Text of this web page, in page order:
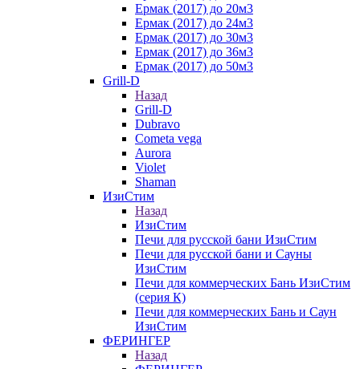
Ермак (2017) до 20м3
Ермак (2017) до 24м3
Ермак (2017) до 30м3
Ермак (2017) до 36м3
Ермак (2017) до 50м3
Grill-D
Назад
Grill-D
Dubravo
Cometa vega
Aurora
Violet
Shaman
ИзиСтим
Назад
ИзиСтим
Печи для русской бани ИзиСтим
Печи для русской бани и Сауны
ИзиСтим
Печи для коммерческих Бань ИзиСтим
(серия К)
Печи для коммерческих Бань и Саун
ИзиСтим
ФЕРИНГЕР
Назад